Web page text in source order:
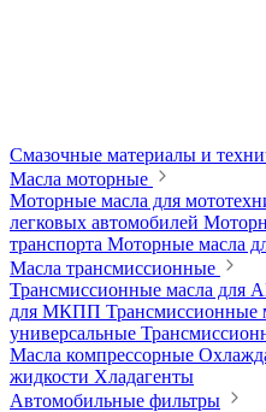
Смазочные материалы и
Масла моторные
Моторные масла для
легковых автомобилей
транспорта Моторные масла
Масла трансмиссионные
Трансмиссионные масла для
для МКПП Трансмиссионные
универсальные
Масла компрессорные
жидкости Хладагенты
Автомобильные фильтры